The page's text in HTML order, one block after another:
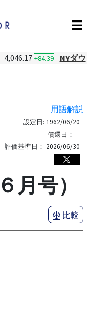
4,046.17 +84.39 NYダウ
用語解説
設定日: 1962/06/20
償還日： --
評価基準日： 2026/06/30
月号）
比較